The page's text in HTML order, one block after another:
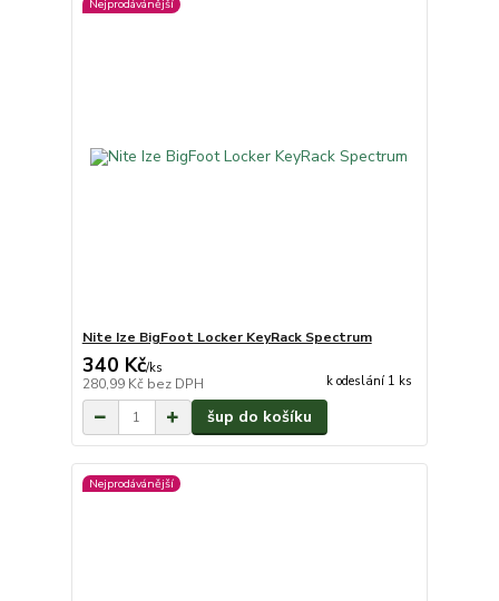
Nejprodávánější
Nite Ize BigFoot Locker KeyRack Spectrum
340 Kč/ks
280,99 Kč bez DPH k odeslání 1 ks
šup do košíku
Nejprodávánější